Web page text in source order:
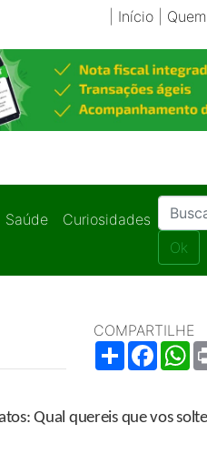
Início|
Saúde
Curiosidades
Ok
COMPARTILHE
Share
Qual quereis que vos